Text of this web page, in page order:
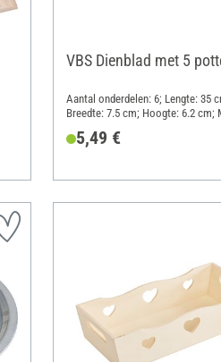
VBS Dienblad met 5
Aantal onderdelen: 6; Lengte: 35
Breedte: 7.5 cm; Hoogte: 6.2 cm;
5,49 €